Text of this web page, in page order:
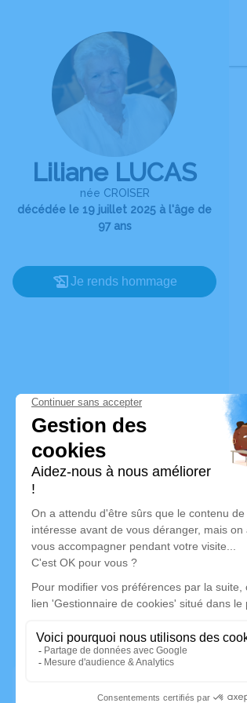
Liliane LUCAS
née CROISER
décédée le 19 juillet 2025 à l'âge de
97 ans
Je rends hommage